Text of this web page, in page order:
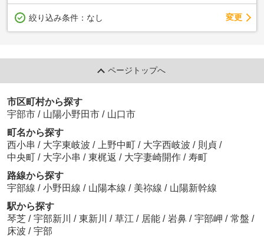
絞り込み条件： なし 変更
ページトップへ
市区町村から探す
宇部市 / 山陽小野田市 / 山口市
町名から探す
西小串 / 大字東岐波 / 上野中町 / 大字西岐波 / 則貞 /
中央町 / 大字小串 / 東梶返 / 大字妻崎開作 / 寿町
路線から探す
宇部線 / 小野田線 / 山陽本線 / 美祢線 / 山陽新幹線
駅から探す
琴芝 / 宇部新川 / 東新川 / 草江 / 居能 / 岩鼻 / 宇部岬 / 常盤 /
床波 / 宇部